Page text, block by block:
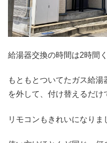
給湯器交換の時間は2時間
もともとついてたガス給
を外して、付け替えるだけ
リモコンもきれいになりま